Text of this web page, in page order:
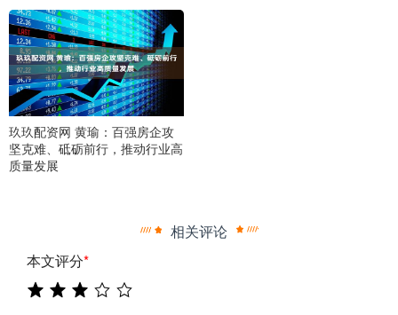
玖玖配资网 黄瑜：百强房企攻
坚克难、砥砺前行，推动行业高
质量发展
相关评论
本文评分*